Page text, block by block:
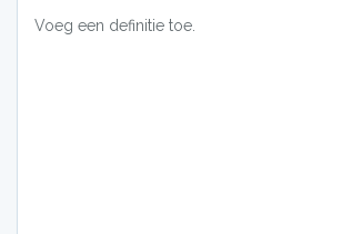
Voeg een definitie toe.